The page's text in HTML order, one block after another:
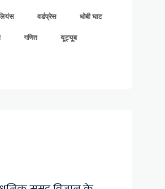
वर्डप्रेस धोबी घाट
गणित यूट्यूब